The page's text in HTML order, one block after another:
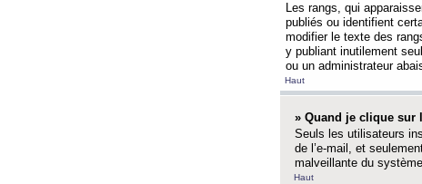
Les rangs, qui
publiés ou identifient
modifier le texte des
y publiant inutilement
ou un administrateur
Haut
» Quand je clique sur
Seuls les utilisateurs
de l’e-mail, et
malveillante du
Haut